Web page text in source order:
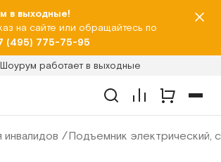
в выходные!
на сайте или обращайтесь по
(495) 775-75-95
Шоурум работает в выходные
Подъемник электрический,